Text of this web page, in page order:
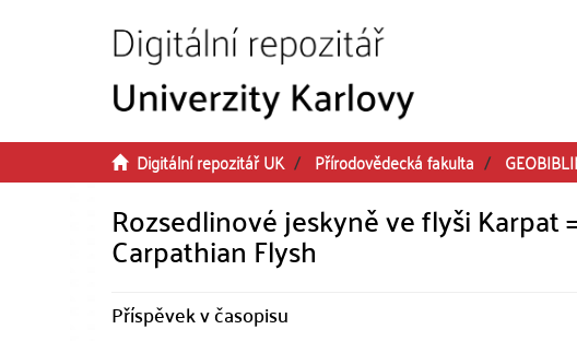
Digitální repozitář UK Přírodovědecká fakulta
Rozsedlinové jeskyně ve flyši Karpat
Carpathian Flysh
Příspěvek v časopisu